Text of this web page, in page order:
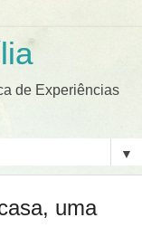
de Experiências
▼
uma